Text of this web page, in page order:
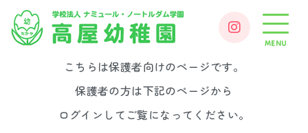
MENU
こちらは保護者向けのページです。
保護者の方は下記のページから
ログインしてご覧になってください。